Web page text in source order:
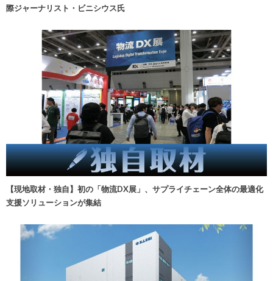
際ジャーナリスト・ビニシウス氏
【現地取材・独自】初の「物流DX展」、サプライチェーン全体の最適化
支援ソリューションが集結